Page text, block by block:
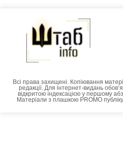
Всі права захищені. Копіювання
редакції. Для інтернет-видань
відкритою індексацією у першому
Матеріали з плашкою PROMO